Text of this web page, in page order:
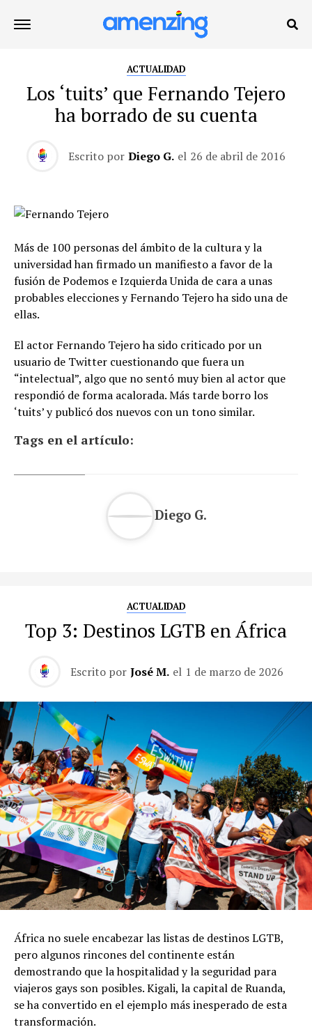
ACTUALIDAD
Los ‘tuits’ que Fernando Tejero
ha borrado de su cuenta
Escrito por Diego G. el 26 de abril de 2016
Más de 100 personas del ámbito de la cultura y la
universidad han firmado un manifiesto a favor de la
fusión de Podemos e Izquierda Unida de cara a unas
probables elecciones y Fernando Tejero ha sido una de
ellas.
El actor Fernando Tejero ha sido criticado por un
usuario de Twitter cuestionando que fuera un
“intelectual”, algo que no sentó muy bien al actor que
respondió de forma acalorada. Más tarde borro los
‘tuits’ y publicó dos nuevos con un tono similar.
Tags en el artículo:
Diego G.
ACTUALIDAD
Top 3: Destinos LGTB en África
Escrito por José M. el 1 de marzo de 2026
África no suele encabezar las listas de destinos LGTB,
pero algunos rincones del continente están
demostrando que la hospitalidad y la seguridad para
viajeros gays son posibles. Kigali, la capital de Ruanda,
se ha convertido en el ejemplo más inesperado de esta
transformación.